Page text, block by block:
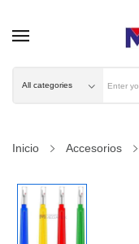
Inicio Accesorios